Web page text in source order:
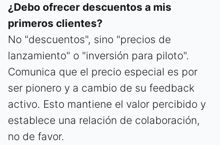
¿Debo ofrecer descuentos a mis
primeros clientes?
No "descuentos", sino "precios de
lanzamiento" o "inversión para piloto".
Comunica que el precio especial es por
ser pionero y a cambio de su feedback
activo. Esto mantiene el valor percibido y
establece una relación de colaboración,
no de favor.